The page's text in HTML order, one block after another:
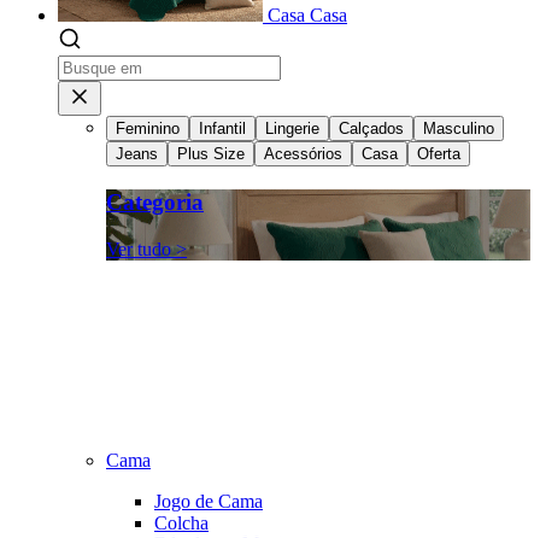
Casa Casa
Feminino Infantil Lingerie Calçados
Masculino
Jeans
Plus Size Acessórios Casa Oferta
Categoria
Ver tudo >
Cama
Jogo de Cama
Colcha